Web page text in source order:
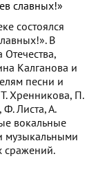
состоялся
В
Калганова и
песни и
Хренникова, П.
Листа, А.
вокальные
музыкальными
сражений.